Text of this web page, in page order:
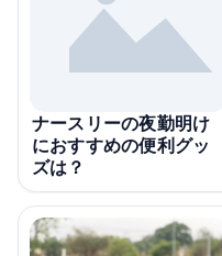
ナースリーの夜勤明け
におすすめの便利グッ
ズは？